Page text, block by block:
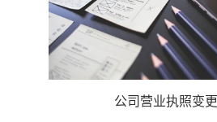
公司营业执照变更